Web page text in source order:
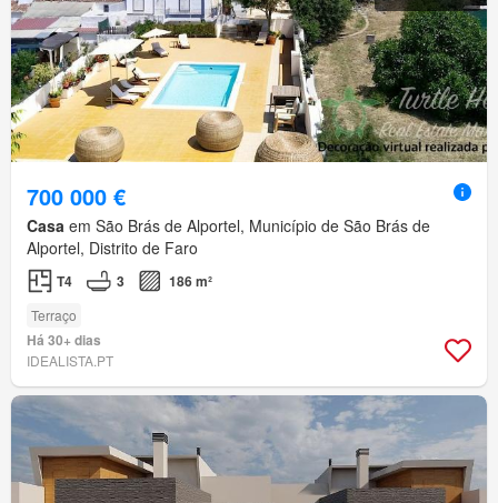
700 000 €
Casa em São Brás de Alportel, Município de São Brás de
Alportel, Distrito de Faro
T4 3 186 m²
Terraço
Há 30+ dias
IDEALISTA.PT